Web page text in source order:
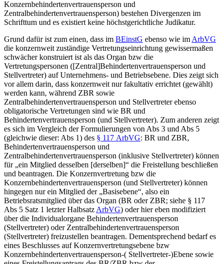
Konzernbehindertenvertrauensperson und
Zentralbehindertenvertrauensperson) bestehen Divergenzen im
Schrifttum und es existiert keine höchstgerichtliche Judikatur.
Grund dafür ist zum einen, dass im BEinstG ebenso wie im ArbVG
die konzernweit zuständige Vertretungseinrichtung gewissermaßen
schwächer konstruiert ist als das Organ bzw die
Vertretungspersonen ([Zentral]Behindertenvertrauensperson und
Stellvertreter) auf Unternehmens- und Betriebsebene. Dies zeigt sich
vor allem darin, dass konzernweit nur fakultativ errichtet (gewählt)
werden kann, während ZBR sowie
Zentralbehindertenvertrauensperson und Stellvertreter ebenso
obligatorische Vertretungen sind wie BR und
Behindertenvertrauensperson (und Stellvertreter). Zum anderen zeigt
es sich im Vergleich der Formulierungen von Abs 3 und Abs 5
(gleichwie dieser: Abs 1) des § 117 ArbVG: BR und ZBR,
Behindertenvertrauensperson und
Zentralbehindertenvertrauensperson (inklusive Stellvertreter) können
für „ein Mitglied desselben [derselben]“ die Freistellung beschließen
und beantragen. Die Konzernvertretung bzw die
Konzernbehindertenvertrauensperson (und Stellvertreter) können
hingegen nur ein Mitglied der „Basisebene“, also ein
Betriebsratsmitglied über das Organ (BR oder ZBR; siehe § 117
Abs 5 Satz 1 letzter Halbsatz ArbVG) oder hier eben modifiziert
über die Individualorgane Behindertenvertrauensperson
(Stellvertreter) oder Zentralbehindertenvertrauensperson
(Stellvertreter) freizustellen beantragen. Dementsprechend bedarf es
eines Beschlusses auf Konzernvertretungsebene bzw
Konzernbehindertenvertrauensperson-( Stellvertreter-)Ebene sowie